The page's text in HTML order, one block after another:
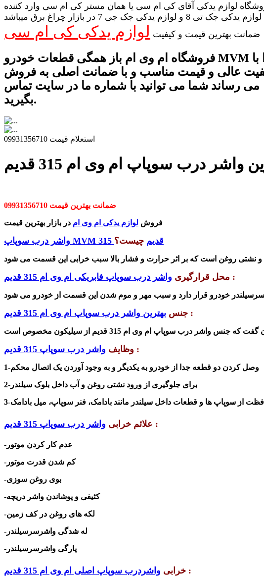
لوازم یدکی آقای کی ام سی یا همان مستر کی ام سی وارد کننده
لوازم یدکی جک تی 8 و لوازم یدکی جک جی 7 در بازار چراغ برق میباشد
ضمانت بهترین قیمت و کیفیت لوازم یدکی کی ام سی
فروشگاه ام وی ام باز همگی قطعات خودرو MVM را با
عالی و قیمت مناسب و با ضمانت اصلی به فروش
می رساند شما می توانید با شماره ما در سایت تماس
بگیرید.
استعلام قیمت 09931356710
واشر درب سوپاپ ام وی ام 315 قدیم
ضمانت بهترین قیمت 09931356710
فروش لوازم یدکی ام وی ام در بازار بهترین قیمت
واشر درب سوپاپ MVM 315 قدیم چیست؟
محل قرارگیری واشر درب سوپاپ فابریکی ام وی ام 315 قدیم :
خودرو قرار دارد و سبب مهر و موم شدن این قسمت از خودرو می شود
جنس بهترین واشر درب سوپاپ ام وی ام 315 قدیم :
گفت که
وظایف واشر درب سوپاپ 315 قدیم :
1-وصل کردن دو قطعه جدا از خودرو به یکدیگر و به وجود آوردن یک اتصال محکم
2-برای جلوگیری از ورود نشتی روغن و آب داخل بلوک سیلندر
از سوپاپ ها و قطعات داخل سیلندر مانند بادامک، فنر سوپاپ، میل بادامک
علائم خرابی واشر درب سوپاپ 315 قدیم :
-عدم کار کردن موتور
-کم شدن قدرت موتور
-بوی روغن سوزی
-کثیفی و پوشاندن واشر دریچه
-لکه های روغن در کف زمین
-له شدگی واشرسرسیلندر
-پارگی واشرسرسیلندر
خرابی واشردرب سوپاپ اصلی ام وی ام 315 قدیم :